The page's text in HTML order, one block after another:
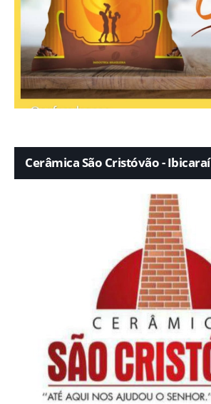
Cerâmica São Cristóvão - Ibicaraí